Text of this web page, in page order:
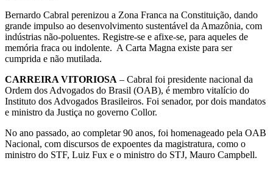
Bernardo Cabral perenizou a Zona Franca na Constituição, dando
grande impulso ao desenvolvimento sustentável da Amazônia, com
indústrias não-poluentes. Registre-se e afixe-se, para aqueles de
memória fraca ou indolente. A Carta Magna existe para ser
cumprida e não mutilada.
CARREIRA VITORIOSA – Cabral foi presidente nacional da
Ordem dos Advogados do Brasil (OAB), é membro vitalício do
Instituto dos Advogados Brasileiros. Foi senador, por dois mandatos
e ministro da Justiça no governo Collor.
No ano passado, ao completar 90 anos, foi homenageado pela OAB
Nacional, com discursos de expoentes da magistratura, como o
ministro do STF, Luiz Fux e o ministro do STJ, Mauro Campbell.